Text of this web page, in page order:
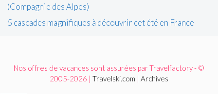
(Compagnie des Alpes)
5 cascades magnifiques à découvrir cet été en France
Nos offres de vacances sont assurées par Travelfactory - ©
2005-2026 | Travelski.com Archives